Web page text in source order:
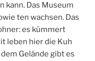
kann. Das Museum
ten wachsen. Das
es kümmert
leben hier die Kuh
Gelände gibt es